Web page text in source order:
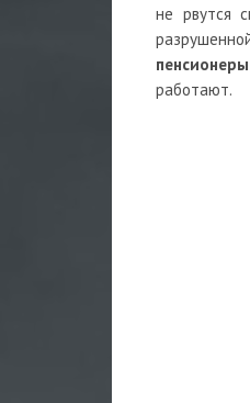
не рвутся
пенсионеры
работают.